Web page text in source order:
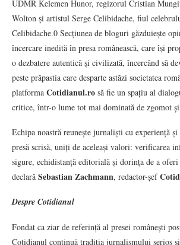
UDMR Kelemen Hunor, regizorul Cristian
Wolton și artistul Serge Celibidache, fiul
Celibidache.0 Secțiunea de bloguri găzduiește
încercare inedită în presa românească, care își
o dezbatere autentică și civilizată, încercând să
peste prăpastia care desparte astăzi societatea
platforma Cotidianul.ro să fie un spațiu al
critice, într-o lume tot mai dominată de zgomot
Echipa noastră reunește jurnaliști cu experiență
presă scrisă, uniți de aceleași valori: verificarea
sigure, echidistanță editorială și dorința de a
declară Sebastian Zachmann, redactor-șef
Despre Cotidianul
Fondat ca ziar de referință al presei românești
Cotidianul continuă tradiția jurnalismului serios